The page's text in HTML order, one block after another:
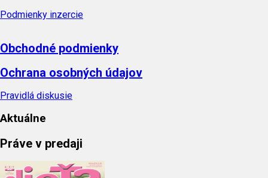
Podmienky inzercie
Obchodné podmienky
Ochrana osobných údajov
Pravidlá diskusie
Aktuálne
Práve v predaji